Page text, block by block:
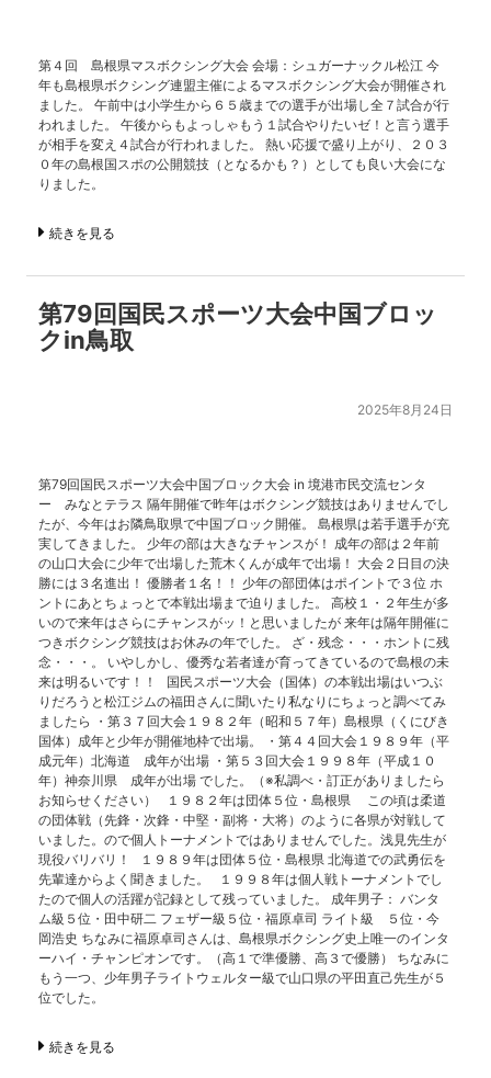
第４回 島根県マスボクシング大会 会場：シュガーナックル松江 今
年も島根県ボクシング連盟主催によるマスボクシング大会が開催され
ました。 午前中は小学生から６５歳までの選手が出場し全７試合が行
われました。 午後からもよっしゃもう１試合やりたいゼ！と言う選手
が相手を変え４試合が行われました。 熱い応援で盛り上がり、２０３
０年の島根国スポの公開競技（となるかも？）としても良い大会にな
りました。
続きを見る
第79回国民スポーツ大会中国ブロッ
クin鳥取
2025年8月24日
第79回国民スポーツ大会中国ブロック大会 in 境港市民交流センタ
ー みなとテラス 隔年開催で昨年はボクシング競技はありませんでし
たが、今年はお隣鳥取県で中国ブロック開催。 島根県は若手選手が充
実してきました。 少年の部は大きなチャンスが！ 成年の部は２年前
の山口大会に少年で出場した荒木くんが成年で出場！ 大会２日目の決
勝には３名進出！ 優勝者１名！！ 少年の部団体はポイントで３位 ホ
ントにあとちょっとで本戦出場まで迫りました。 高校１・２年生が多
いので来年はさらにチャンスがッ！と思いましたが 来年は隔年開催に
つきボクシング競技はお休みの年でした。 ざ・残念・・・ホントに残
念・・・。 いやしかし、優秀な若者達が育ってきているので島根の未
来は明るいです！！ 国民スポーツ大会（国体）の本戦出場はいつぶ
りだろうと松江ジムの福田さんに聞いたり私なりにちょっと調べてみ
ましたら ・第３７回大会１９８２年（昭和５７年）島根県（くにびき
国体）成年と少年が開催地枠で出場。 ・第４４回大会１９８９年（平
成元年）北海道 成年が出場 ・第５３回大会１９９８年（平成１０
年）神奈川県 成年が出場 でした。（※私調べ・訂正がありましたら
お知らせください） １９８２年は団体５位・島根県 この頃は柔道
の団体戦（先鋒・次鋒・中堅・副将・大将）のように各県が対戦して
いました。ので個人トーナメントではありませんでした。浅見先生が
現役バリバリ！ １９８９年は団体５位・島根県 北海道での武勇伝を
先輩達からよく聞きました。 １９９８年は個人戦トーナメントでし
たので個人の活躍が記録として残っていました。 成年男子： バンタ
ム級５位・田中研二 フェザー級５位・福原卓司 ライト級 ５位・今
岡浩史 ちなみに福原卓司さんは、島根県ボクシング史上唯一のインタ
ーハイ・チャンピオンです。（高１で準優勝、高３で優勝） ちなみに
もう一つ、少年男子ライトウェルター級で山口県の平田直己先生が５
位でした。
続きを見る